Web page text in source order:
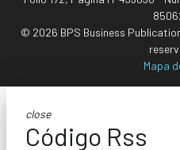
© 2026 BPS Business
Mapa
close
Código Rss